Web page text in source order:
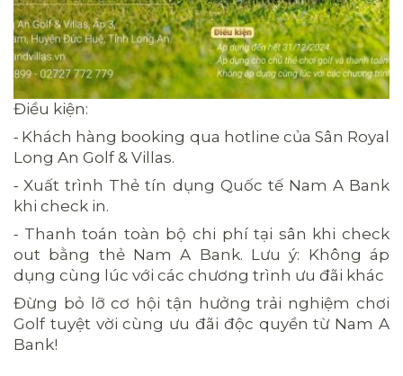
Điều kiện:
⁃ Khách hàng booking qua hotline của Sân Royal
Long An Golf & Villas.
⁃ Xuất trình Thẻ tín dụng Quốc tế Nam A Bank
khi check in.
⁃ Thanh toán toàn bộ chi phí tại sân khi check
out bằng thẻ Nam A Bank. Lưu ý: Không áp
dụng cùng lúc với các chương trình ưu đãi khác
Đừng bỏ lỡ cơ hội tận hưởng trải nghiệm chơi
Golf tuyệt vời cùng ưu đãi độc quyền từ Nam A
Bank!